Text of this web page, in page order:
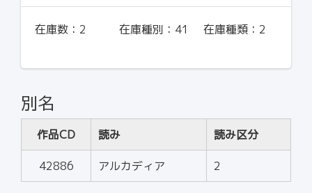
在庫数： 2 在庫種別： 41 在庫種類： 2
別名
作品CD 読み 読み区分
42886 アルカディア 2